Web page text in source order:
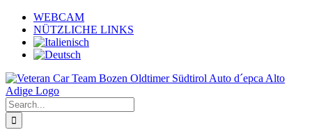
Skip
content
WEBCAM
NÜTZLICHE LINKS
Search
for: